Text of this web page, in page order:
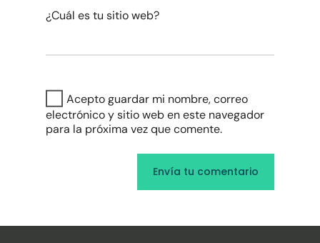
¿Cuál es tu sitio web?
Acepto guardar mi nombre, correo
electrónico y sitio web en este navegador
para la próxima vez que comente.